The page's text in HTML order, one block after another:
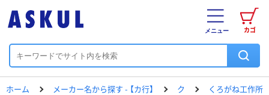
カゴ
メニュー
ホーム メーカー名から探す - 【カ行】 ク くろがね工作所